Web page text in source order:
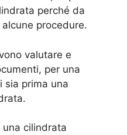
perché da
procedure.
valutare e
per una
sia prima una
una cilindrata